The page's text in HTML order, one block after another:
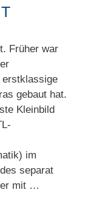
Früher war
erstklassige
gebaut hat.
Kleinbild
im
separat
mit …